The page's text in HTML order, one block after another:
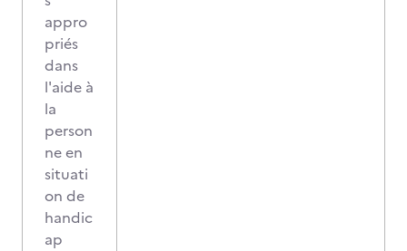
appro
priés
dans
l'aide à
la
person
ne en
situati
on de
handic
ap